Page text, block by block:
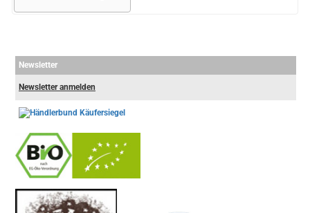
Newsletter
Newsletter anmelden